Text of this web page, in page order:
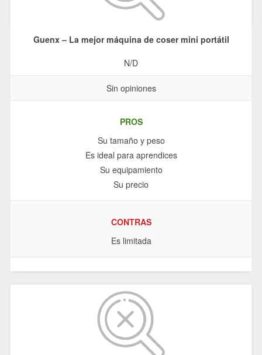
Guenx – La mejor máquina de coser mini portátil
N/D
Sin opiniones
PROS
Su tamaño y peso
Es ideal para aprendices
Su equipamiento
Su precio
CONTRAS
Es limitada